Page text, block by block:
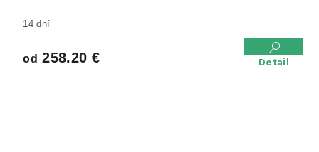
14 dní
od 258.20 € Detail